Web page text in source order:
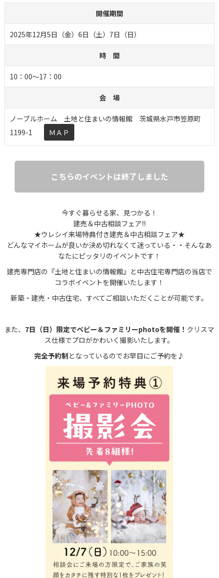
開催期間
2025年12月5日（金）6日（土）7日（日）
時 間
10：00～17：00
会 場
ノーブルホーム 土地と住まいの情報館 茨城県水戸市笠原町
1199-1
ＭＡＰ
こちらのイベントは終了しました
今すぐ暮らせる家、見つかる！
建売＆中古相談フェア!!
★ウレシイ来場特典付き建売＆中古相談フェア★
どんなマイホームが良いか決め切れなくて迷っている・・そんなあ
なたにピッタリのイベントです！
建売専門店の『土地と住まいの情報館』と中古住宅専門店の当店で
コラボイベントを開催いたします！
新築・建売・中古住宅、すべてご相談いただくことが可能です。
また、 7日（日）限定でベビー＆ファミリーphotoを開催！ クリスマ
ス仕様でプロがかわいく撮影いたします。
完全予約制となっているのでお早目にご予約を♪